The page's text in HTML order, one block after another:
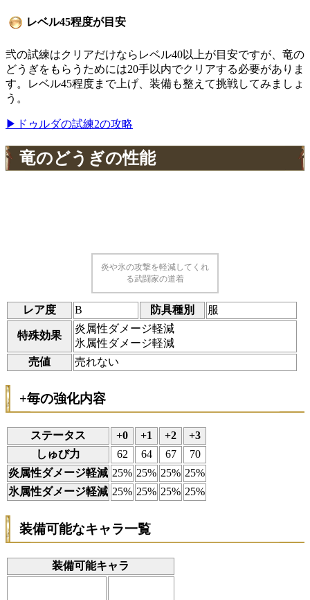
レベル45程度が目安
弐の試練はクリアだけならレベル40以上が目安ですが、竜の
どうぎをもらうためには20手以内でクリアする必要がありま
す。レベル45程度まで上げ、装備も整えて挑戦してみましょ
う。
▶ドゥルダの試練2の攻略
竜のどうぎの性能
炎や氷の攻撃を軽減してくれ
る武闘家の道着
レア度 B 防具種別 服
特殊効果
炎属性ダメージ軽減
氷属性ダメージ軽減
売値
売れない
+毎の強化内容
ステータス +0 +1 +2
+3
しゅび力
62 64 67
70
炎属性ダメージ軽減 25% 25% 25% 25%
氷属性ダメージ軽減 25% 25% 25% 25%
装備可能なキャラ一覧
装備可能キャラ